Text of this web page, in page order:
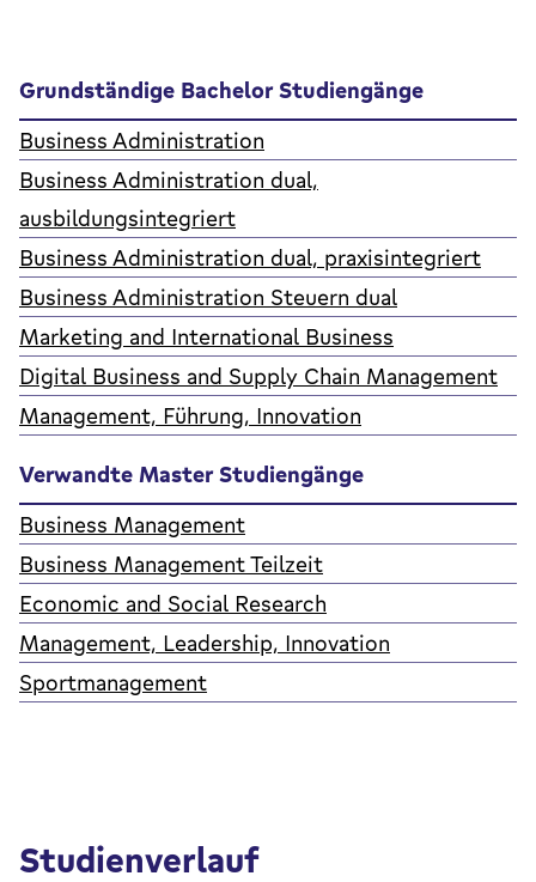
Grundständige Bachelor Studiengänge
Business Administration
Business Administration dual,
ausbildungsintegriert
Business Administration dual, praxisintegriert
Business Administration Steuern dual
Marketing and International Business
Digital Business and Supply Chain Management
Management, Führung, Innovation
Verwandte Master Studiengänge
Business Management
Business Management Teilzeit
Economic and Social Research
Management, Leadership, Innovation
Sportmanagement
Studienverlauf